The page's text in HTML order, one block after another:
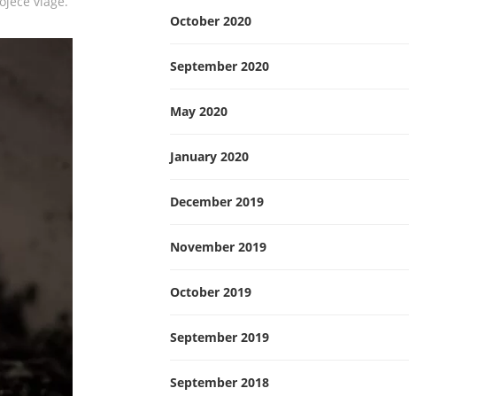
October 2020
September 2020
May 2020
January 2020
December 2019
November 2019
October 2019
September 2019
September 2018